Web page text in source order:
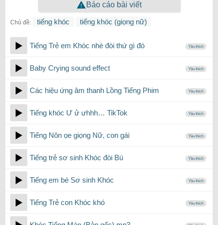
Báo cáo bài viết
Chủ đề: tiếng khóc tiếng khóc (giọng nữ)
Tiếng Trẻ em Khóc nhè đòi thứ gì đó Yêu thích
Baby Crying sound effect Yêu thích
Các hiệu ứng âm thanh Lồng Tiếng Phim Yêu thích
Tiếng khóc Ư ử ưhhh… TikTok Yêu thích
Tiếng Nôn ọe giọng Nữ, con gái Yêu thích
Tiếng trẻ sơ sinh Khóc đòi Bú Yêu thích
Tiếng em bé Sơ sinh Khóc Yêu thích
Tiếng Trẻ con Khóc khó Yêu thích